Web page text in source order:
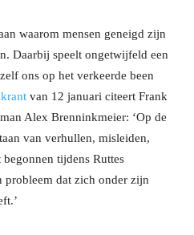
waarom mensen geneigd zijn
Daarbij speelt ongetwijfeld een
ons op het verkeerde been
van 12 januari citeert Frank
Alex Brenninkmeier: ‘Op de
van verhullen, misleiden,
tijdens Ruttes
probleem dat zich onder zijn